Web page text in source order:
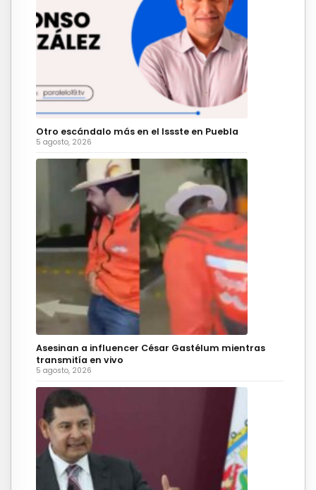
Otro escándalo más en el Issste en Puebla
5 agosto, 2026
Asesinan a influencer César Gastélum mientras
transmitía en vivo
5 agosto, 2026